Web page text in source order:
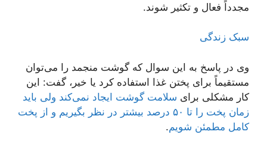
مجدداً فعال و تکثیر شوند.
سبک زندگی
وی در پاسخ به این سوال که گوشت منجمد را می‌توان
مستقیماً برای پختن غذا استفاده کرد یا خیر، گفت: این
کار مشکلی برای سلامت گوشت ایجاد نمی‌کند ولی باید
زمان پخت را تا ۵۰ درصد بیشتر در نظر بگیریم و از پخت
کامل مطمئن شویم.